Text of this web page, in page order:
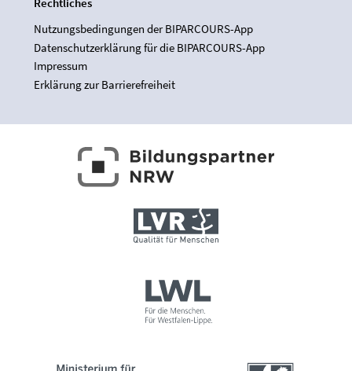
Nutzungsbedingungen der BIPARCOURS-App
Datenschutzerklärung für die BIPARCOURS-App
Impressum
Erklärung zur Barrierefreiheit